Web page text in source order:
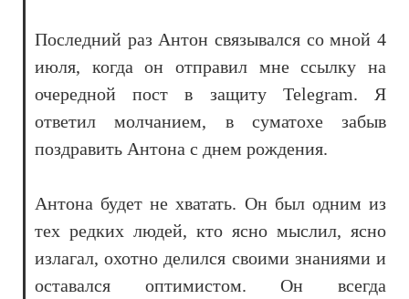
Последний раз Антон связывался со мной 4
июля, когда он отправил мне ссылку на
очередной пост в защиту Telegram. Я
ответил молчанием, в суматохе забыв
поздравить Антона с днем рождения.
Антона будет не хватать. Он был одним из
тех редких людей, кто ясно мыслил, ясно
излагал, охотно делился своими знаниями и
оставался оптимистом. Он всегда